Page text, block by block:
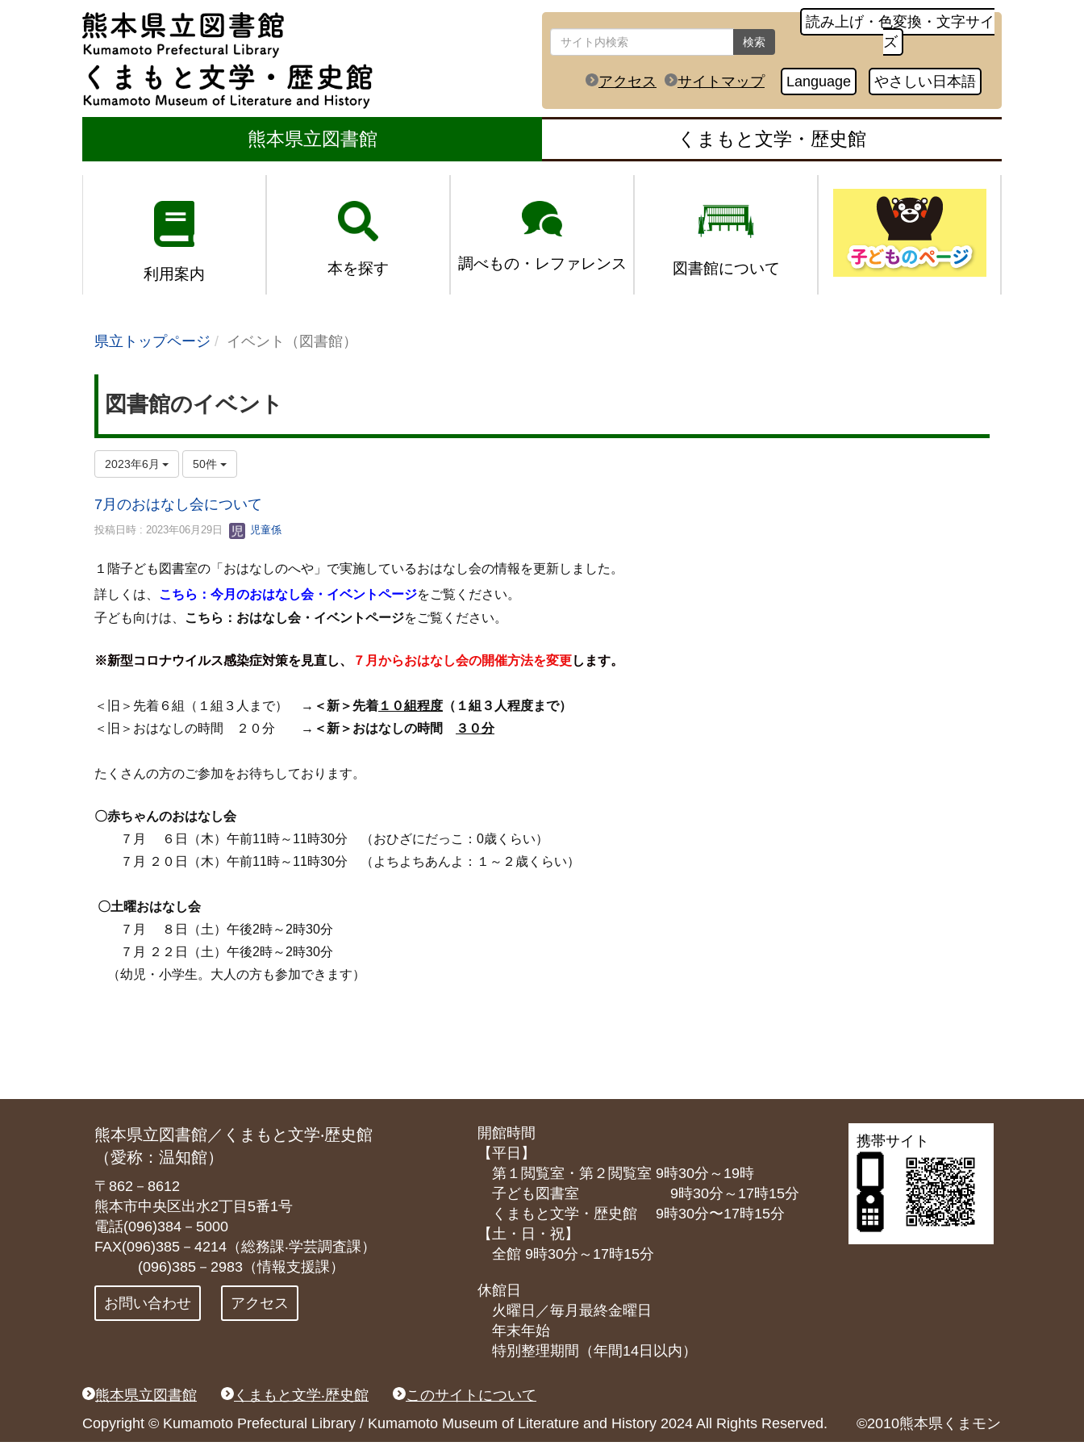
検索
読み上げ・色変換・文字サイ
ズ
アクセス サイトマップ Language やさしい日本語
熊本県立図書館 くまもと文学・歴史館
利用案内 本を探す 調べもの・レファレンス 図書館について
県立トップページ イベント（図書館）
図書館のイベント
2023年6月 50件
7月のおはなし会について
投稿日時 : 2023年06月29日 児童係
１階子ども図書室の「おはなしのへや」で実施しているおはなし会の情報を更新しました。
詳しくは、 こちら：今月のおはなし会・イベントページをご覧ください。
子ども向けは、
こちら：おはなし会・イベントページをご覧ください。
※新型コロナウイルス感染症対策を見直し、 ７月からおはなし会の開催方法を変更します。
＜旧＞先着６組（１組３人まで） → ＜新＞先着 １０組程度 （１組３人程度まで）
＜旧＞おはなしの時間 ２０分 → ＜新＞おはなしの時間 ３０分
たくさんの方のご参加をお待ちしております。
〇赤ちゃんのおはなし会
７月 ６日（木）午前11時～11時30分 （おひざにだっこ：0歳くらい）
７月 ２０日（木）午前11時～11時30分
（ よちよちあんよ：１～２歳くらい）
〇土曜おはなし会
７月 ８日（土）午後2時～2時30分
７月 ２２日（土）午後2時～2時30分
（幼児・小学生。大人の方も参加できます）
熊本県立図書館／くまもと文学‧歴史館
（愛称：温知館）
〒862－8612
熊本市中央区出水2丁目5番1号
電話(096)384－5000
FAX(096)385－4214（総務課‧学芸調査課）
(096)385－2983（情報支援課）
お問い合わせ アクセス
開館時間
【平日】
第１閲覧室・第２閲覧室 9時30分～19時
子ども図書室 9時30分～17時15分
くまもと⽂学・歴史館 9時30分〜17時15分
【土・日・祝】
全館 9時30分～17時15分
休館日
火曜日／毎月最終金曜日
年末年始
特別整理期間（年間14日以内）
携帯サイト
熊本県立図書館 くまもと文学‧歴史館
このサイトについて
Copyright © Kumamoto Prefectural Library / Kumamoto Museum of Literature and History 2024 All Rights Reserved. ©2010熊本県くまモン